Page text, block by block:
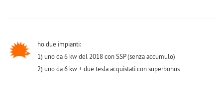
ho due impianti:
1) uno da 6 kw del 2018 con SSP (senza accumulo)
2) uno da 6 kw + due tesla acquistati con superbonus